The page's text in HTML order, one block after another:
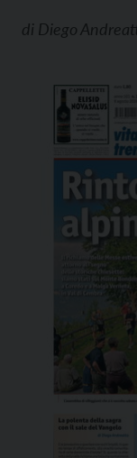
di Diego